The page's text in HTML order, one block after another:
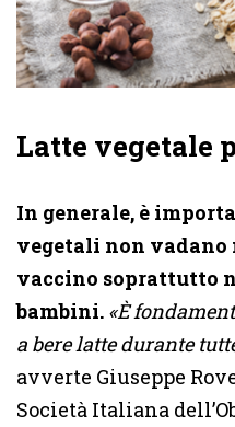
Latte vegetale
In generale, è
vegetali non
vaccino soprattutto
bambini. «È
a bere latte durante
avverte Giuseppe
Società Italiana